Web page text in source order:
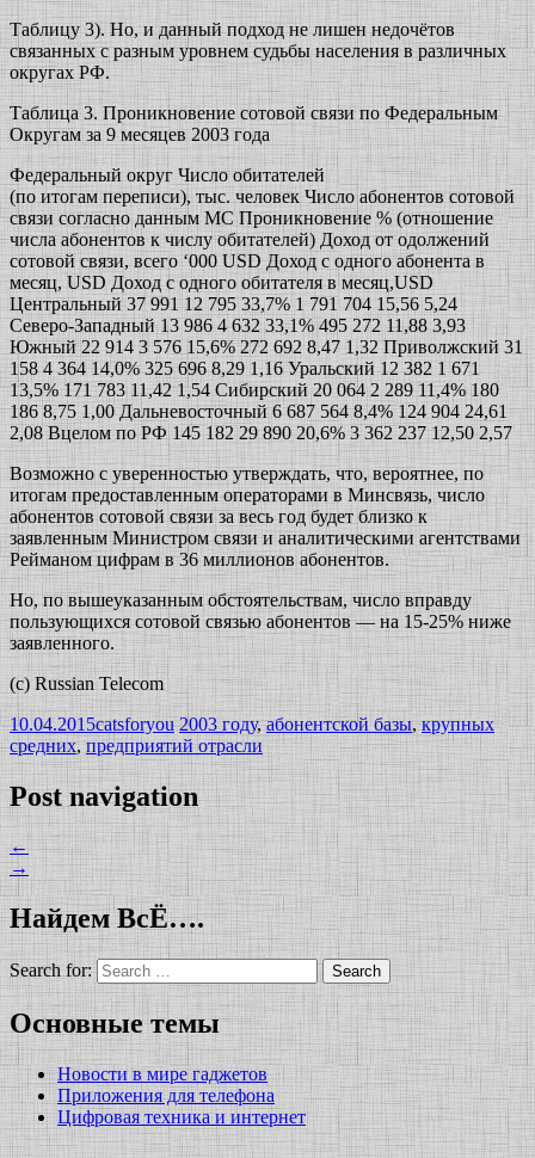
Таблицу 3). Но, и данный подход не лишен недочётов
связанных с разным уровнем судьбы населения в различных
округах РФ.
Таблица 3. Проникновение сотовой связи по Федеральным
Округам за 9 месяцев 2003 года
Федеральный округ Число обитателей
(по итогам переписи), тыс. человек Число абонентов сотовой
связи согласно данным МС Проникновение % (отношение
числа абонентов к числу обитателей) Доход от одолжений
сотовой связи, всего ‘000 USD Доход с одного абонента в
месяц, USD Доход с одного обитателя в месяц,USD
Центральный 37 991 12 795 33,7% 1 791 704 15,56 5,24
Северо-Западный 13 986 4 632 33,1% 495 272 11,88 3,93
Южный 22 914 3 576 15,6% 272 692 8,47 1,32 Приволжский 31
158 4 364 14,0% 325 696 8,29 1,16 Уральский 12 382 1 671
13,5% 171 783 11,42 1,54 Сибирский 20 064 2 289 11,4% 180
186 8,75 1,00 Дальневосточный 6 687 564 8,4% 124 904 24,61
2,08 Вцелом по РФ 145 182 29 890 20,6% 3 362 237 12,50 2,57
Возможно с уверенностью утверждать, что, вероятнее, по
итогам предоставленным операторами в Минсвязь, число
абонентов сотовой связи за весь год будет близко к
заявленным Министром связи и аналитическими агентствами
Рейманом цифрам в 36 миллионов абонентов.
Но, по вышеуказанным обстоятельствам, число вправду
пользующихся сотовой связью абонентов — на 15-25% ниже
заявленного.
(c) Russian Telecom
10.04.2015catsforyou 2003 году,абонентской базы,крупных
средних, предприятий отрасли
Post navigation
←
→
Найдем ВсЁ….
Search for:
Основные темы
Новости в мире гаджетов
Приложения для телефона
Цифровая техника и интернет